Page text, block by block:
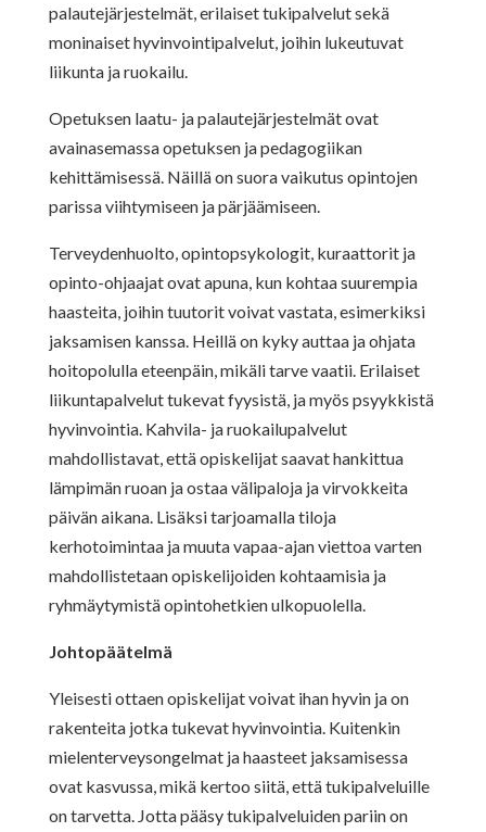
palautejärjestelmät, erilaiset tukipalvelut sekä
moninaiset hyvinvointipalvelut, joihin lukeutuvat
liikunta ja ruokailu.
Opetuksen laatu- ja palautejärjestelmät ovat
avainasemassa opetuksen ja pedagogiikan
kehittämisessä. Näillä on suora vaikutus opintojen
parissa viihtymiseen ja pärjäämiseen.
Terveydenhuolto, opintopsykologit, kuraattorit ja
opinto-ohjaajat ovat apuna, kun kohtaa suurempia
haasteita, joihin tuutorit voivat vastata, esimerkiksi
jaksamisen kanssa. Heillä on kyky auttaa ja ohjata
hoitopolulla eteenpäin, mikäli tarve vaatii. Erilaiset
liikuntapalvelut tukevat fyysistä, ja myös psyykkistä
hyvinvointia. Kahvila- ja ruokailupalvelut
mahdollistavat, että opiskelijat saavat hankittua
lämpimän ruoan ja ostaa välipaloja ja virvokkeita
päivän aikana. Lisäksi tarjoamalla tiloja
kerhotoimintaa ja muuta vapaa-ajan viettoa varten
mahdollistetaan opiskelijoiden kohtaamisia ja
ryhmäytymistä opintohetkien ulkopuolella.
Johtopäätelmä
Yleisesti ottaen opiskelijat voivat ihan hyvin ja on
rakenteita jotka tukevat hyvinvointia. Kuitenkin
mielenterveysongelmat ja haasteet jaksamisessa
ovat kasvussa, mikä kertoo siitä, että tukipalveluille
on tarvetta. Jotta pääsy tukipalveluiden pariin on